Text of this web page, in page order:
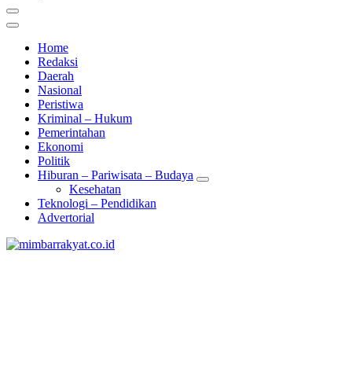
Home
Redaksi
Daerah
Nasional
Peristiwa
Kriminal – Hukum
Pemerintahan
Ekonomi
Politik
Hiburan – Pariwisata – Budaya
Kesehatan
Teknologi – Pendidikan
Advertorial